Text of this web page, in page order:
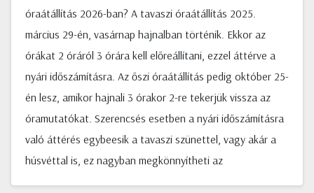
óraátállítás 2026-ban? A tavaszi óraátállítás 2025.
március 29-én, vasárnap hajnalban történik. Ekkor az
órákat 2 óráról 3 órára kell előreállítani, ezzel áttérve a
nyári időszámításra. Az őszi óraátállítás pedig október 25-
én lesz, amikor hajnali 3 órakor 2-re tekerjük vissza az
óramutatókat. Szerencsés esetben a nyári időszámításra
való áttérés egybeesik a tavaszi szünettel, vagy akár a
húsvéttal is, ez nagyban megkönnyítheti az